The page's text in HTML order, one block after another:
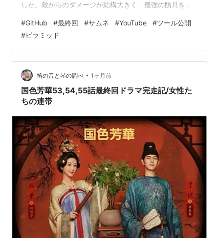
した。敵からのダメージが結構大きく、最強の防具を付
かった時間は裏方での作業を含めて約一か月余りかけて
のクリアとなり、ストレートに攻略した場合と違って結
構遅めな気がします。 「それは冬島が寄り道しまくって
ただけでしょ？w」 「プレイしてない日があるので、遅
くなるのです！ これは仕方ない！」 という…
#GitHub #最終回 #サムネ #YouTube #ツール公開
#ピラミッド
笛の音と琴の調べ • 1ヶ月前
国色芳華53,54,55話最終回ドラマ完走記/女性た
ちの連帯